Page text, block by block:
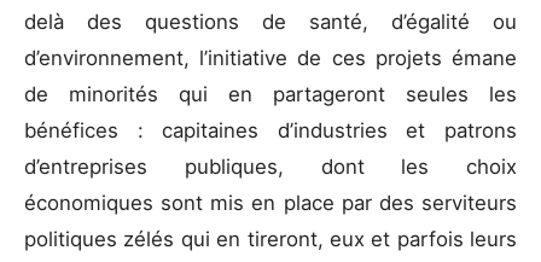
delà des questions de santé, d’égalité ou
d’environnement, l’initiative de ces projets émane
de minorités qui en partageront seules les
bénéfices : capitaines d’industries et patrons
d’entreprises publiques, dont les choix
économiques sont mis en place par des serviteurs
politiques zélés qui en tireront, eux et parfois leurs